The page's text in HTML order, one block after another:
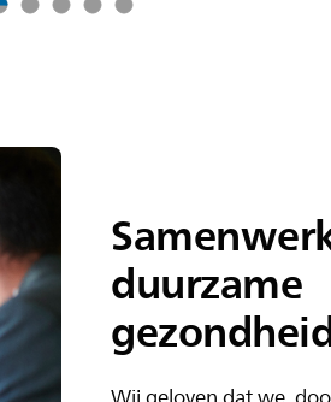
duurzame